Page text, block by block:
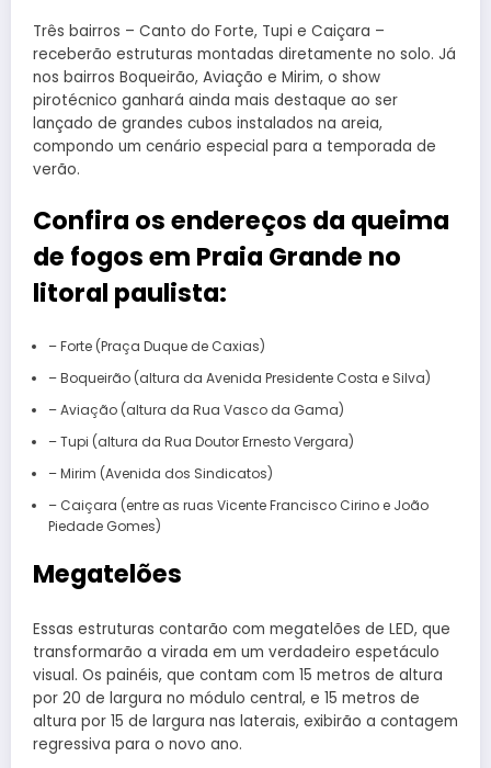
Três bairros – Canto do Forte, Tupi e Caiçara –
receberão estruturas montadas diretamente no solo. Já
nos bairros Boqueirão, Aviação e Mirim, o show
pirotécnico ganhará ainda mais destaque ao ser
lançado de grandes cubos instalados na areia,
compondo um cenário especial para a temporada de
verão.
Confira os endereços da queima
de fogos em Praia Grande no
litoral paulista:
– Forte (Praça Duque de Caxias)
– Boqueirão (altura da Avenida Presidente Costa e Silva)
– Aviação (altura da Rua Vasco da Gama)
– Tupi (altura da Rua Doutor Ernesto Vergara)
– Mirim (Avenida dos Sindicatos)
– Caiçara (entre as ruas Vicente Francisco Cirino e João
Piedade Gomes)
Megatelões
Essas estruturas contarão com megatelões de LED, que
transformarão a virada em um verdadeiro espetáculo
visual. Os painéis, que contam com 15 metros de altura
por 20 de largura no módulo central, e 15 metros de
altura por 15 de largura nas laterais, exibirão a contagem
regressiva para o novo ano.